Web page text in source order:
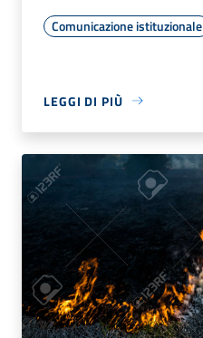
Comunicazione istituzionale
LEGGI DI PIÙ